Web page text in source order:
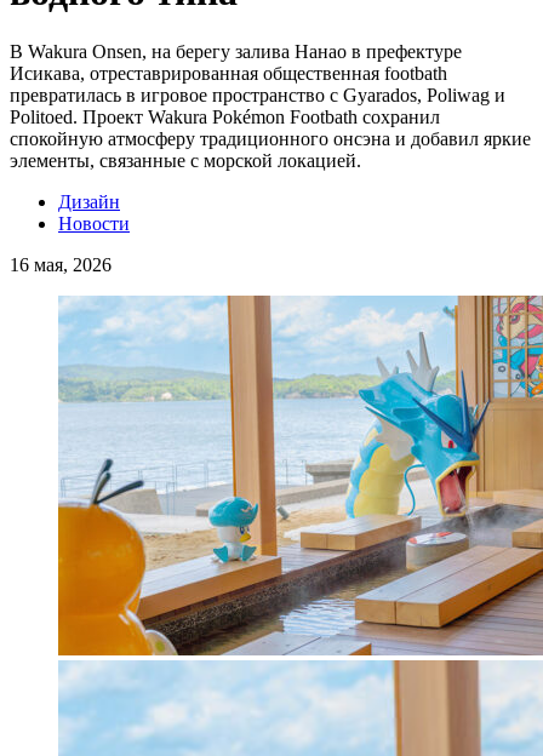
В Wakura Onsen, на берегу залива Нанао в префектуре
Исикава, отреставрированная общественная footbath
превратилась в игровое пространство с Gyarados, Poliwag и
Politoed. Проект Wakura Pokémon Footbath сохранил
спокойную атмосферу традиционного онсэна и добавил яркие
элементы, связанные с морской локацией.
Дизайн
Новости
16 мая, 2026